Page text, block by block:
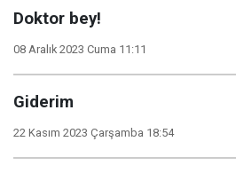
Doktor bey!
08 Aralık 2023 Cuma 11:11
Giderim
22 Kasım 2023 Çarşamba 18:54